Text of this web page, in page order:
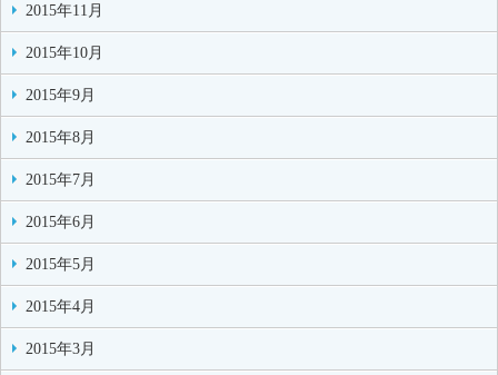
2015年11月
2015年10月
2015年9月
2015年8月
2015年7月
2015年6月
2015年5月
2015年4月
2015年3月